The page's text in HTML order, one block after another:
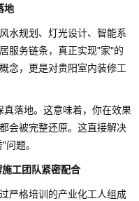
地
水规划、灯光设计、智能系
服务链条，真正实现"家"的
念，更是对贵阳室内装修工
落地。这意味着，你在效果
会被完整还原。这直接解决
题。
工团队紧密配合
严格培训的产业化工人组成